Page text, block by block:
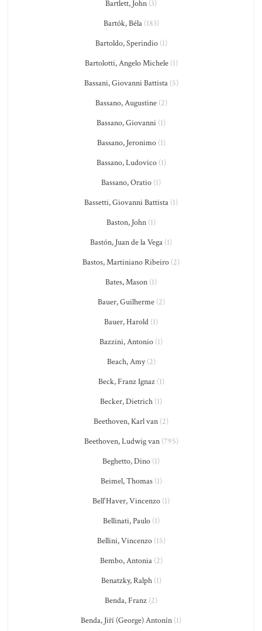
Bartlett, John (3)
Bartók, Béla(183)
Bartoldo, Sperindio(1)
Bartolotti, Angelo Michele(1)
Bassani, Giovanni Battista(5)
Bassano, Augustine(2)
Bassano, Giovanni (1)
Bassano, Jeronimo(1)
Bassano, Ludovico(1)
Bassano, Oratio (1)
Bassetti, Giovanni Battista (1)
Baston, John (1)
Bastón, Juan de la Vega (1)
Bastos, Martiniano Ribeiro (2)
Bates, Mason (1)
Bauer, Guilherme(2)
Bauer, Harold (1)
Bazzini, Antonio (1)
Beach, Amy(2)
Beck, Franz Ignaz(1)
Becker, Dietrich (1)
Beethoven, Karl van (2)
Beethoven, Ludwig van(795)
Beghetto, Dino (1)
Beimel, Thomas(1)
Bell'Haver, Vincenzo (1)
Bellinati, Paulo(1)
Bellini, Vincenzo(15)
Bembo, Antonia(2)
Benatzky, Ralph(1)
Benda, Franz (2)
Benda, Jiří (George) Antonín (1)